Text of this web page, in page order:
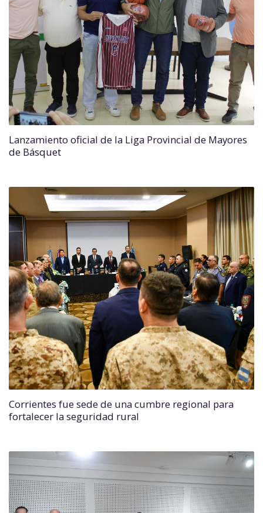
Lanzamiento oficial de la Liga Provincial de Mayores
de Básquet
Corrientes fue sede de una cumbre regional para
fortalecer la seguridad rural